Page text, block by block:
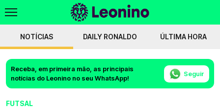
NOTÍCIAS DAILY RONALDO ÚLTIMA HORA
Receba, em primeira mão, as principais
notícias do Leonino no seu WhatsApp!
Seguir
FUTSAL